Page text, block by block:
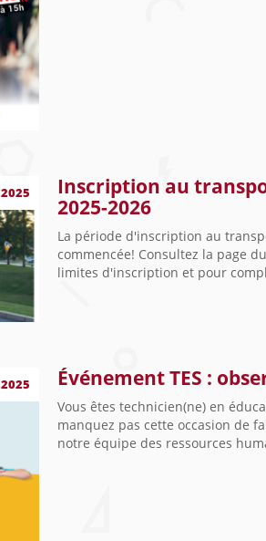
Inscription au
2025-2026
La période d'inscription au
commencée! Consultez la page
limites d'inscription et pour
Événement TES :
Vous êtes technicien(ne) en
manquez pas cette occasion de
notre équipe des ressources